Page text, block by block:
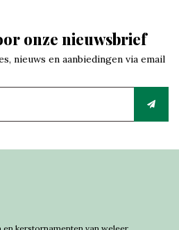
onze nieuwsbrief
nieuws en aanbiedingen via email